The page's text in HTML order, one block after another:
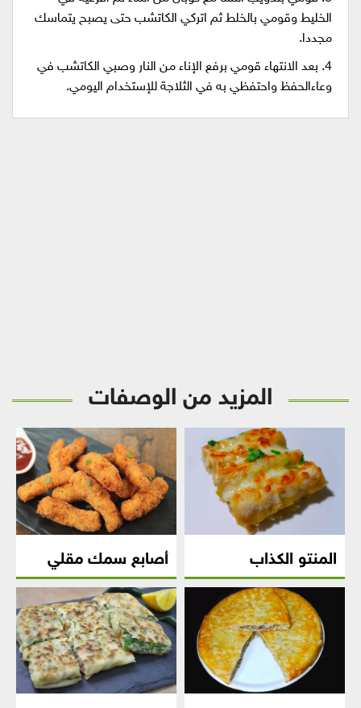
الخليط وقومي بالخلط ثم اتركي الكاتشب حتى يصبح يتماسك
مجددا.
4. بعد الانتهاء قومي برفع الإناء من النار وصبي الكاتشب في
وعاءالحفظ واحتفظي به في الثلاجة للإستخدام اليومي.
المزيد من الوصفات
المنتو الكذاب أصابع سمك مقلي